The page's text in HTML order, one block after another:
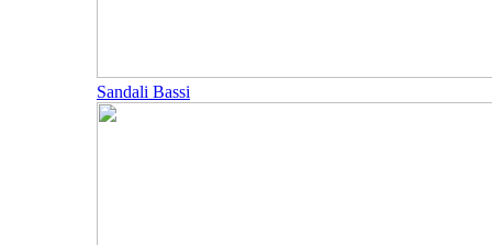
Sandali Bassi